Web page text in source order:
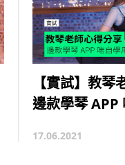
【實試】教琴
邊款學琴 APP
17.06.2021